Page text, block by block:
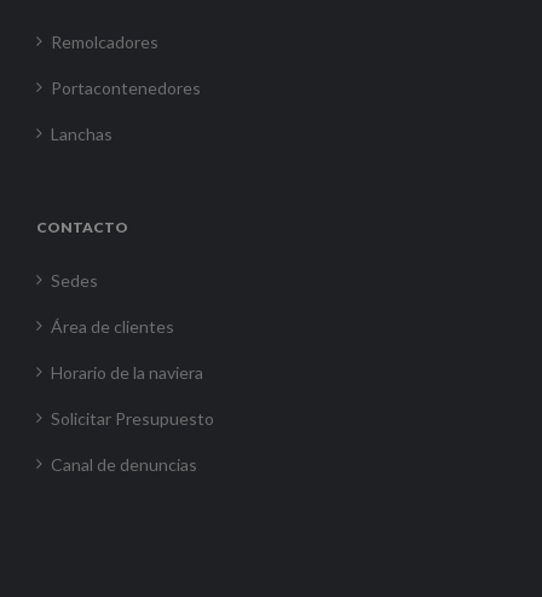
Remolcadores
Portacontenedores
Lanchas
CONTACTO
Sedes
Área de clientes
Horario de la naviera
Solicitar Presupuesto
Canal de denuncias